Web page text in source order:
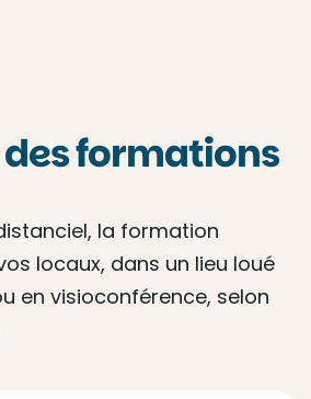
formations
la formation
locaux, dans un lieu loué
en visioconférence, selon